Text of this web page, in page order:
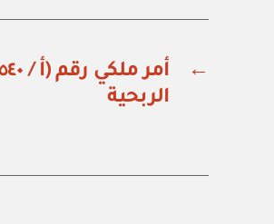
←
الربحية